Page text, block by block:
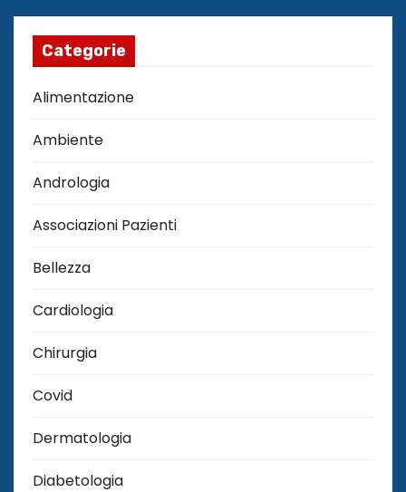
Categorie
Alimentazione
Ambiente
Andrologia
Associazioni Pazienti
Bellezza
Cardiologia
Chirurgia
Covid
Dermatologia
Diabetologia